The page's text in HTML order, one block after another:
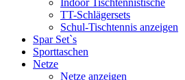
Indoor Tischtennistische
TT-Schlägersets
Schul-Tischtennis anzeigen
Spar Set`s
Sporttaschen
Netze
Netze anzeigen